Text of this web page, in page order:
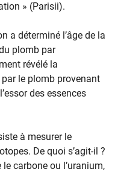
» (Parisii).
a déterminé l’âge de la
plomb par
révélé la
le plomb provenant
des essences
à mesurer le
De quoi s’agit-il ?
carbone ou l’uranium,